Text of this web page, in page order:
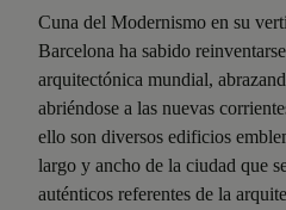
Cuna del Modernismo en su
Barcelona ha sabido
arquitectónica mundial,
abriéndose a las nuevas
ello son diversos edificios
largo y ancho de la ciudad que
auténticos referentes de la